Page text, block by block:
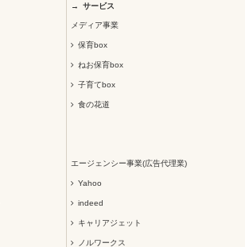
サービス
メディア事業
保育box
ねお保育box
子育てbox
食の花道
エージェンシー事業(広告代理業)
Yahoo
indeed
キャリアジェット
ノルワークス